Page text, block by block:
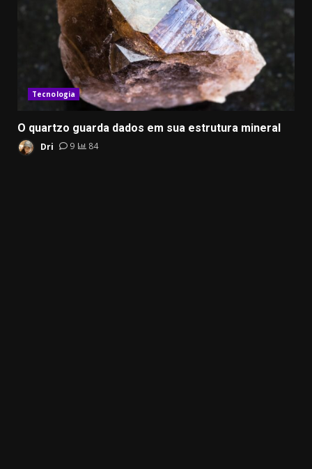
Tecnologia
O quartzo guarda dados em sua estrutura mineral
Dri 9 84